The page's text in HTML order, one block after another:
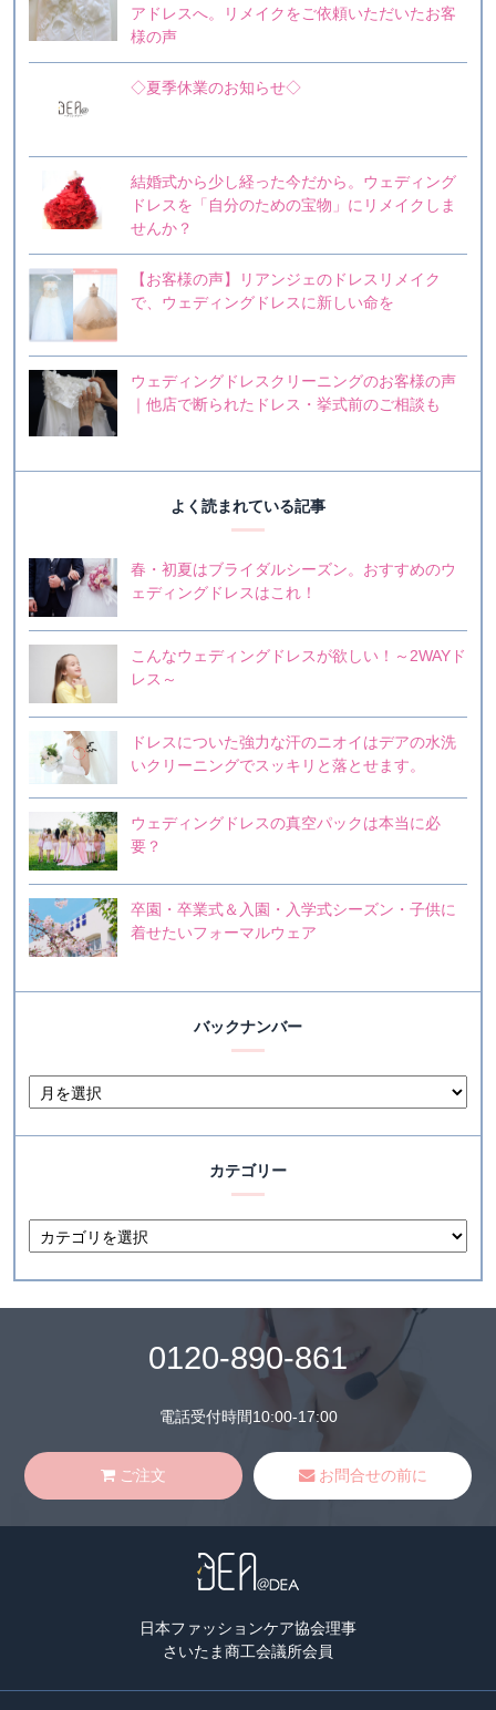
アドレスへ。リメイクをご依頼いただいたお客
様の声
◇夏季休業のお知らせ◇
結婚式から少し経った今だから。ウェディング
ドレスを「自分のための宝物」にリメイクしま
せんか？
【お客様の声】リアンジェのドレスリメイク
で、ウェディングドレスに新しい命を
ウェディングドレスクリーニングのお客様の声
｜他店で断られたドレス・挙式前のご相談も
よく読まれている記事
春・初夏はブライダルシーズン。おすすめのウ
ェディングドレスはこれ！
こんなウェディングドレスが欲しい！～2WAYド
レス～
ドレスについた強力な汗のニオイはデアの水洗
いクリーニングでスッキリと落とせます。
ウェディングドレスの真空パックは本当に必
要？
卒園・卒業式＆入園・入学式シーズン・子供に
着せたいフォーマルウェア
バックナンバー
カテゴリー
0120-890-861
電話受付時間10:00-17:00
ご注文 お問合せの前に
日本ファッションケア協会理事
さいたま商工会議所会員